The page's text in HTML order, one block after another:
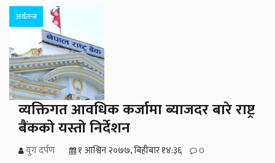
अर्थतन्त्र
व्यक्तिगत आवधिक कर्जामा ब्याजदर बारे राष्ट्र
बैंकको यस्तो निर्देशन
युग दर्पण १ आश्विन २०७७, बिहीबार १४:३६ 0